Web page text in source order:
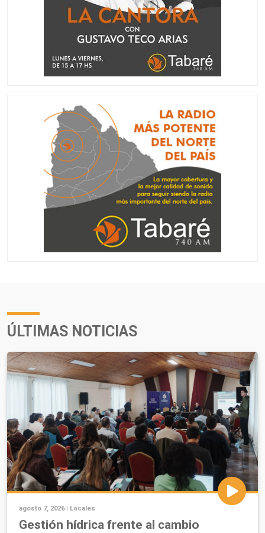
ÚLTIMAS NOTICIAS
agosto 7, 2026 | Locales
Gestión hídrica frente al cambio